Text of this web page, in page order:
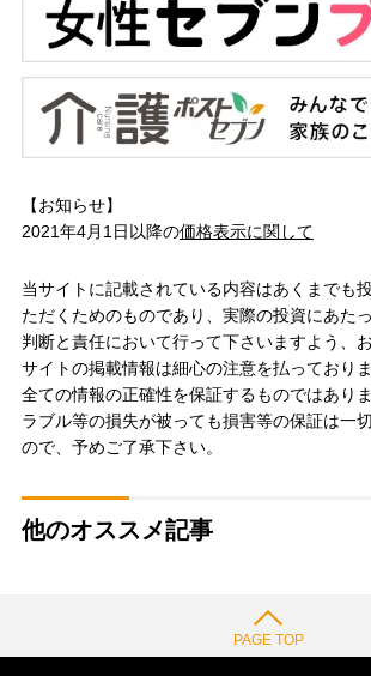
【お知らせ】
2021年4月1日以降の価格表示に関して
当サイトに記載されている内容はあくまでも
ただくためのものであり、実際の投資にあた
判断と責任において行って下さいますよう、
サイトの掲載情報は細心の注意を払っており
全ての情報の正確性を保証するものではあり
ラブル等の損失が被っても損害等の保証は一
ので、予めご了承下さい。
他のオススメ記事
PAGE TOP